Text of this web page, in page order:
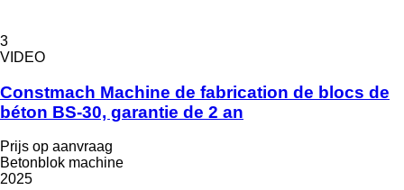
3
VIDEO
Constmach Machine de fabrication de blocs de
béton BS-30, garantie de 2 an
Prijs op aanvraag
Betonblok machine
2025